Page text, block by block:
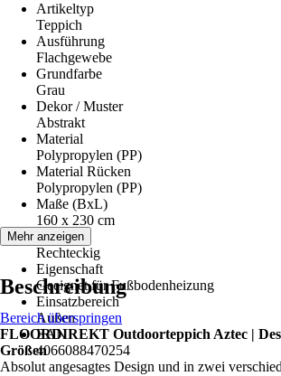
Artikeltyp
Teppich
Ausführung
Flachgewebe
Grundfarbe
Grau
Dekor / Muster
Abstrakt
Material
Polypropylen (PP)
Material Rücken
Polypropylen (PP)
Maße (BxL)
160 x 230 cm
Form
Rechteckig
Eigenschaft
Geeignet für Fußbodenheizung
Einsatzbereich
Außen
EAN
4066088470254
Mehr anzeigen
Beschreibung
Bereich überspringen
FLOORDIREKT Outdoorteppich Aztec |
Größen
Absolut angesagtes Design und in zwei